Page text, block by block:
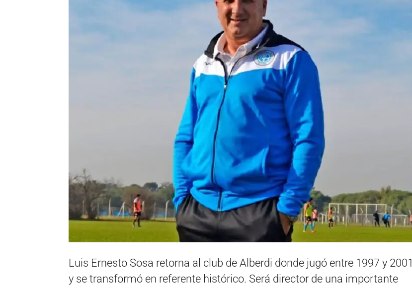
Luis Ernesto Sosa retorna al club de Alberdi donde jugó entre 1997 y 2001
y se transformó en referente histórico. Será director de una importante